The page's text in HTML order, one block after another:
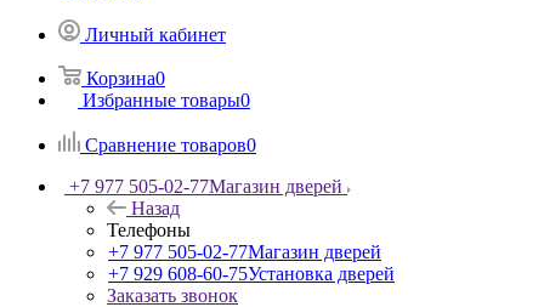
Личный кабинет
Корзина0
Избранные товары0
Сравнение товаров0
+7 977 505-02-77Магазин дверей
Назад
Телефоны
+7 977 505-02-77Магазин дверей
+7 929 608-60-75Установка дверей
Заказать звонок